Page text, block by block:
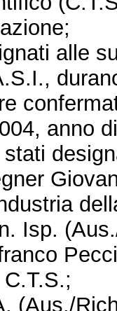
alle
anno
stati
Isp.
(Aus./